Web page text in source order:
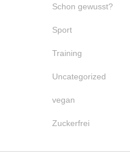
Schon gewusst?
Sport
Training
Uncategorized
vegan
Zuckerfrei